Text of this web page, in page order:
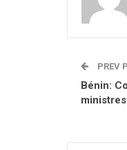
PREV
Bénin: